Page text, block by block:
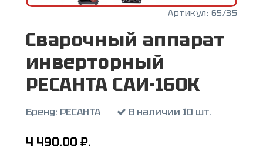
Артикул: 65/35
Сварочный аппарат
инверторный
РЕСАНТА САИ-160К
Бренд: РЕСАНТА В наличии 10 шт.
4 490.00 ₽.